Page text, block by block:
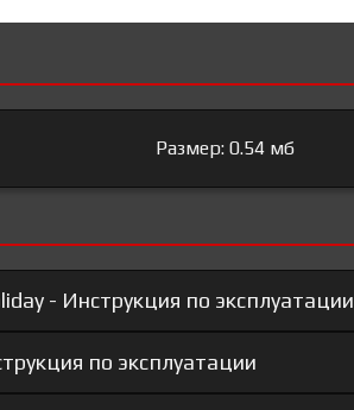
Размер: 0.54 мб
- Инструкция по эксплуатации
по эксплуатации